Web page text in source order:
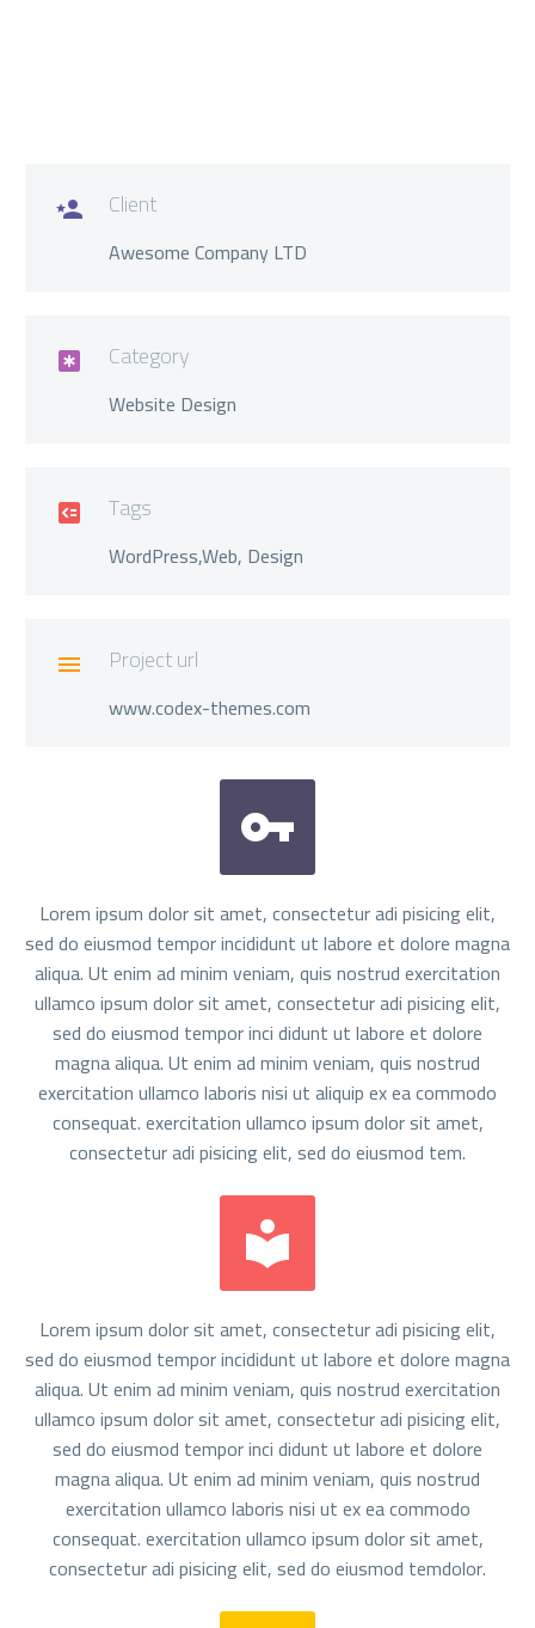
 Client
Awesome Company LTD
 Category
Website Design
 Tags
WordPress,Web, Design
 Project url
www.codex-themes.com


Lorem ipsum dolor sit amet, consectetur adi pisicing elit,
sed do eiusmod tempor incididunt ut labore et dolore magna
aliqua. Ut enim ad minim veniam, quis nostrud exercitation
ullamco ipsum dolor sit amet, consectetur adi pisicing elit,
sed do eiusmod tempor inci didunt ut labore et dolore
magna aliqua. Ut enim ad minim veniam, quis nostrud
exercitation ullamco laboris nisi ut aliquip ex ea commodo
consequat. exercitation ullamco ipsum dolor sit amet,
consectetur adi pisicing elit, sed do eiusmod tem.


Lorem ipsum dolor sit amet, consectetur adi pisicing elit,
sed do eiusmod tempor incididunt ut labore et dolore magna
aliqua. Ut enim ad minim veniam, quis nostrud exercitation
ullamco ipsum dolor sit amet, consectetur adi pisicing elit,
sed do eiusmod tempor inci didunt ut labore et dolore
magna aliqua. Ut enim ad minim veniam, quis nostrud
exercitation ullamco laboris nisi ut ex ea commodo
consequat. exercitation ullamco ipsum dolor sit amet,
consectetur adi pisicing elit, sed do eiusmod temdolor.